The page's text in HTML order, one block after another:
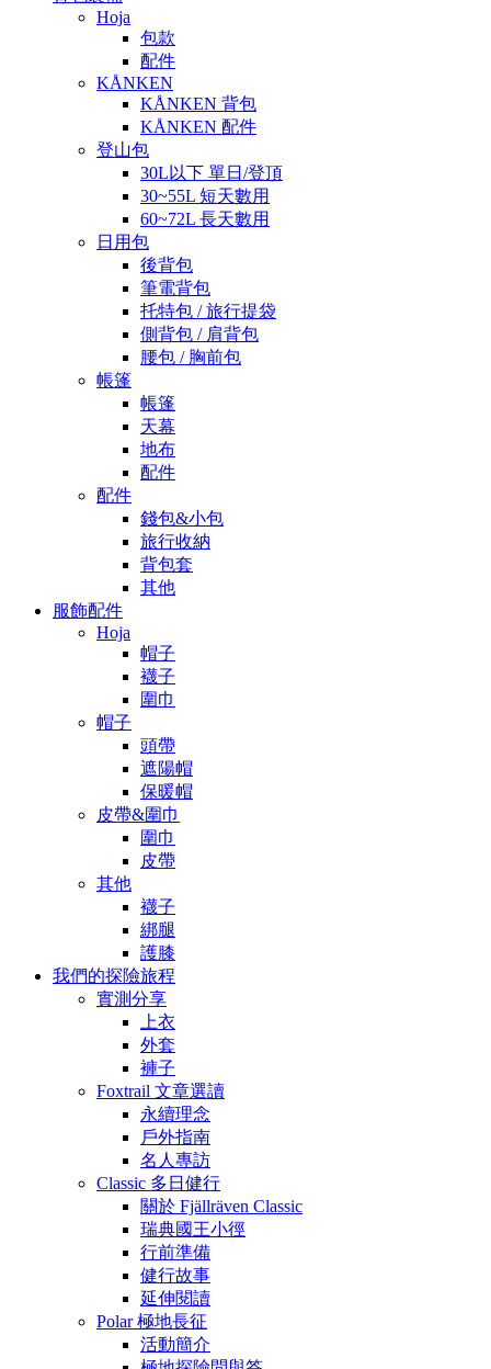
Hoja
包款
配件
KÅNKEN
KÅNKEN 背包
KÅNKEN 配件
登山包
30L以下 單日/登頂
30~55L 短天數用
60~72L 長天數用
日用包
後背包
筆電背包
托特包 / 旅行提袋
側背包 / 肩背包
腰包 / 胸前包
帳篷
帳篷
天幕
地布
配件
配件
錢包&小包
旅行收納
背包套
其他
服飾配件
Hoja
帽子
襪子
圍巾
帽子
頭帶
遮陽帽
保暖帽
皮帶&圍巾
圍巾
皮帶
其他
襪子
綁腿
護膝
我們的探險旅程
實測分享
上衣
外套
褲子
Foxtrail 文章選讀
永續理念
戶外指南
名人專訪
Classic 多日健行
關於 Fjällräven Classic
瑞典國王小徑
行前準備
健行故事
延伸閱讀
Polar 極地長征
活動簡介